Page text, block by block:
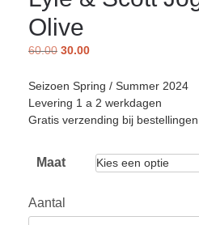
Olive
60.00 30.00
Seizoen Spring / Summer 2024
Levering 1 a 2 werkdagen
Gratis verzending bij
Maat
Aantal